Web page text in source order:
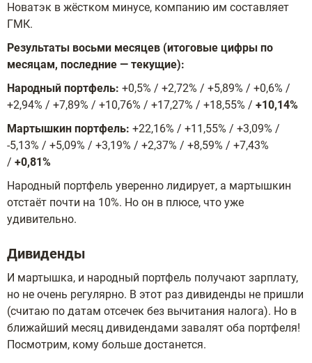
Новатэк в жёстком минусе, компанию им составляет
ГМК.
Результаты восьми месяцев (итоговые цифры по
месяцам, последние — текущие):
Народный портфель: +0,5% / +2,72% / +5,89% / +0,6% /
+2,94% / +7,89% / +10,76% / +17,27% / +18,55% / +10,14%
Мартышкин портфель: +22,16% / +11,55% / +3,09% /
-5,13% / +5,09% / +3,19% / +2,37% / +8,59% / +7,43%
/ +0,81%
Народный портфель уверенно лидирует, а мартышкин
отстаёт почти на 10%. Но он в плюсе, что уже
удивительно.
Дивиденды
И мартышка, и народный портфель получают зарплату,
но не очень регулярно. В этот раз дивиденды не пришли
(считаю по датам отсечек без вычитания налога). Но в
ближайший месяц дивидендами завалят оба портфеля!
Посмотрим, кому больше достанется.